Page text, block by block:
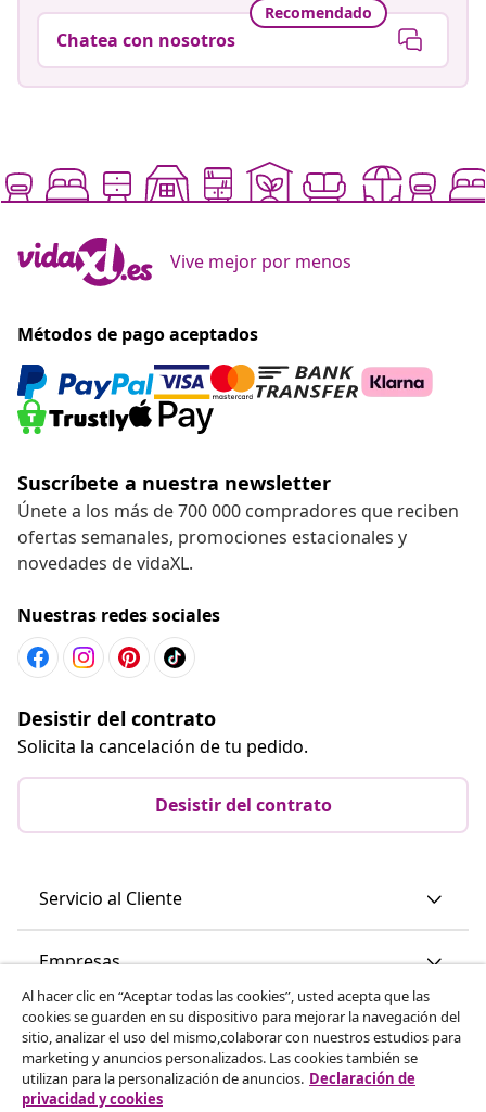
Recomendado
Chatea con nosotros
Vive mejor por menos
Métodos de pago aceptados
Suscríbete a nuestra newsletter
Únete a los más de 700 000 compradores que reciben
ofertas semanales, promociones estacionales y
novedades de vidaXL.
Nuestras redes sociales
Desistir del contrato
Solicita la cancelación de tu pedido.
Desistir del contrato
Servicio al Cliente
Empresas
vidaXL
Descubre mas
Al hacer clic en “Aceptar todas las cookies”, usted acepta que las
cookies se guarden en su dispositivo para mejorar la navegación del
sitio, analizar el uso del mismo,colaborar con nuestros estudios para
marketing y anuncios personalizados. Las cookies también se
utilizan para la personalización de anuncios. Declaración de
privacidad y cookies